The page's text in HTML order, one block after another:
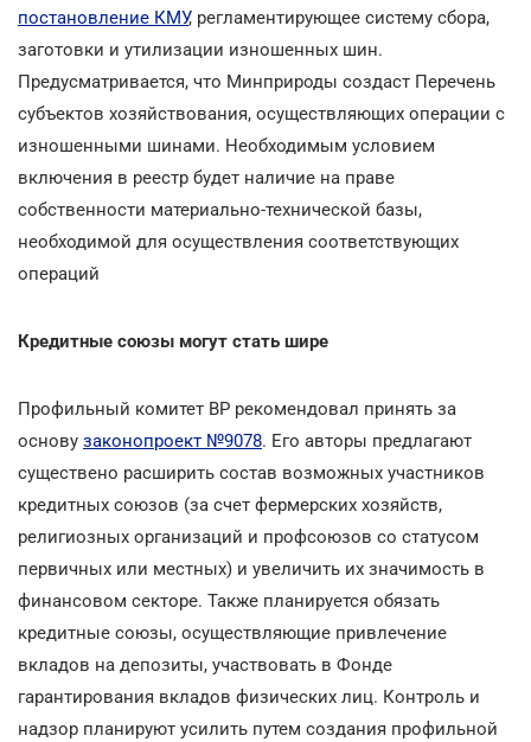
постановление КМУ, регламентирующее систему сбора,
заготовки и утилизации изношенных шин.
Предусматривается, что Минприроды создаст Перечень
субъектов хозяйствования, осуществляющих операции с
изношенными шинами. Необходимым условием
включения в реестр будет наличие на праве
собственности материально-технической базы,
необходимой для осуществления соответствующих
операций
Кредитные союзы могут стать шире
Профильный комитет ВР рекомендовал принять за
основу законопроект №9078. Его авторы предлагают
существено расширить состав возможных участников
кредитных союзов (за счет фермерских хозяйств,
религиозных организаций и профсоюзов со статусом
первичных или местных) и увеличить их значимость в
финансовом секторе. Также планируется обязать
кредитные союзы, осуществляющие привлечение
вкладов на депозиты, участвовать в Фонде
гарантирования вкладов физических лиц. Контроль и
надзор планируют усилить путем создания профильной